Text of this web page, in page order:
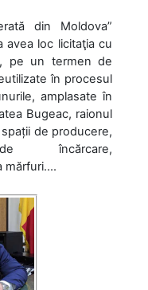
din Moldova”
avea loc licitaţia cu
pe un termen de
în procesul
amplasate în
Bugeac, raionul
de producere,
încărcare,
mărfuri....